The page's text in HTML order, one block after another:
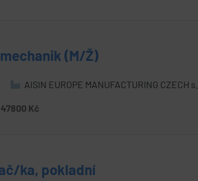
(M/Ž)
AISIN EUROPE MANUFACTURING CZECH
Kč
ka, pokladní